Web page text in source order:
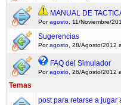
MANUAL DE
Poragosto , 11/Noviembre/
Sugerencias
Poragosto , 28/Agosto/2012
FAQ del Simulador
Poragosto , 26/Agosto/2012
Temas
post para retarse a jugar